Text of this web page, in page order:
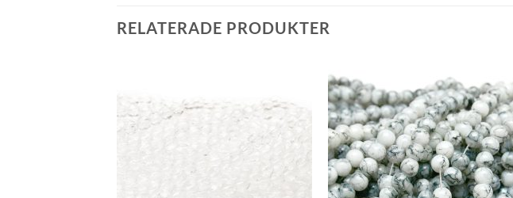
RELATERADE PRODUKTER
Lägg
till i
önskelistan
Lägg
till i
önskelistan